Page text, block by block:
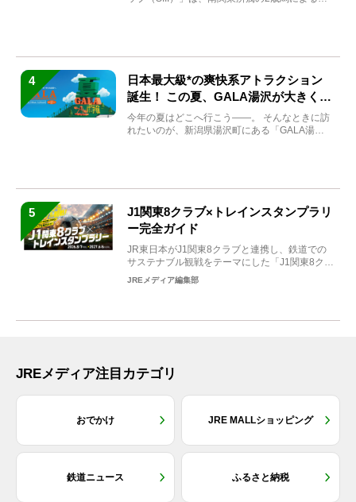
4
日本最大級*の爽快系アトラクション
誕生！ この夏、GALA湯沢が大きく生
まれ変わる
今年の夏はどこへ行こう――。 そんなときに訪
れたいのが、新潟県湯沢町にある「GALA湯
5
J1関東8クラブ×トレインスタンプラリ
ー完全ガイド
JR東日本がJ1関東8クラブと連携し、鉄道での
サステナブル観戦をテーマにした「J1関東8クラ
ブ×トレイン...
JREメディア編集部
JREメディア注目カテゴリ
おでかけ JRE MALLショッピング
鉄道ニュース ふるさと納税